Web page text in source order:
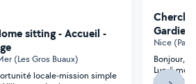
sitting - Accueil -
(Les Gros Buaux)
locale-mission simple
Nice
Bonjour,
Lundi
lundi 20